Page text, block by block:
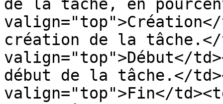
de la tâche, en
création de la
valign="top">Début</
début de la tâche.</
valign="top">Fin</